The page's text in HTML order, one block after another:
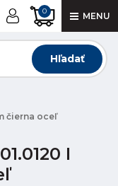
0 MENU
Hľadať
čierna oceľ
I